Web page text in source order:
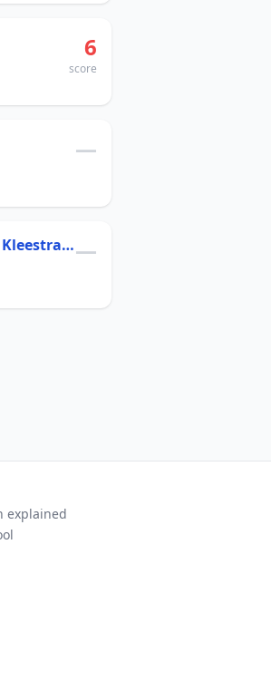
6
score
—
Nautilus college - Paul Kleestraat—
explained